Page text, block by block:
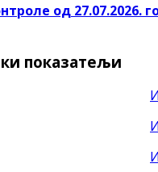
од 27.07.2026.
показатељи